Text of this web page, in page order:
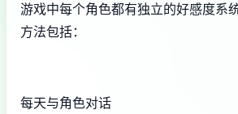
游戏中每个角色都有独立的好感度系
方法包括：
每天与角色对话